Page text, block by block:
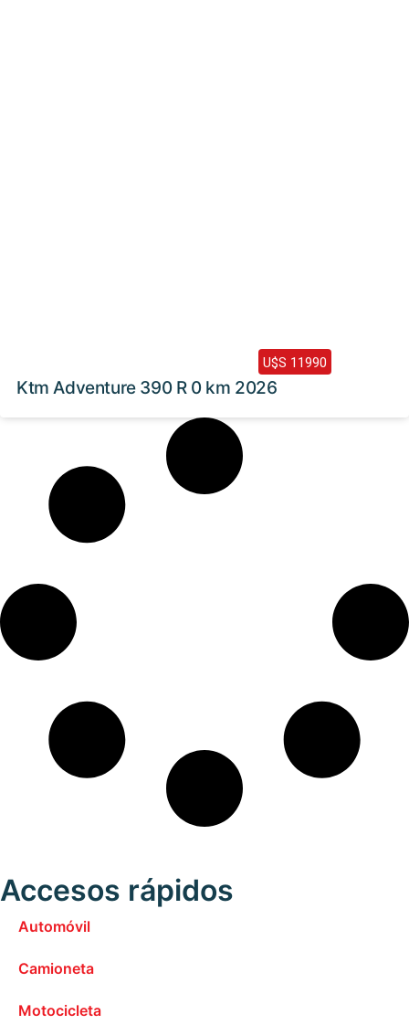
U$S 11990
Ktm Adventure 390 R 0 km 2026
Accesos rápidos
Automóvil
Camioneta
Motocicleta